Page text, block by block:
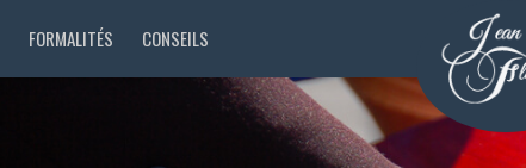
FORMALITÉS CONSEILS